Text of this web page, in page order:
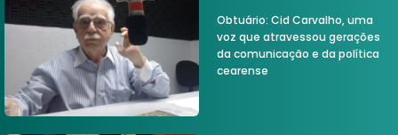
Obtuário: Cid Carvalho, uma
voz que atravessou gerações
da comunicação e da política
cearense